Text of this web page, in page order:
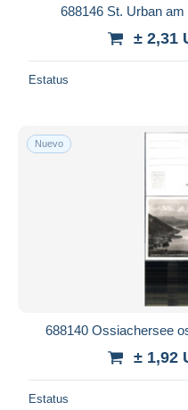
688146 St. Urban
± 2,31
Estatus
Nuevo
688140 Ossiachersee
± 1,92
Estatus